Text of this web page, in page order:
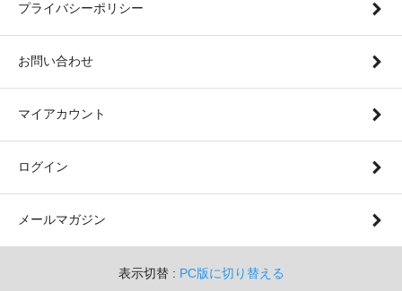
プライバシーポリシー
お問い合わせ
マイアカウント
ログイン
メールマガジン
表示切替 : PC版に切り替える